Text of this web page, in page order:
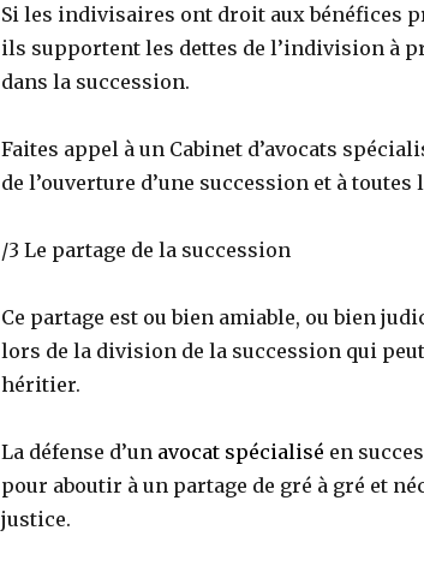
Si les indivisaires ont droit aux bénéfices
ils supportent les dettes de l’indivision à
dans la succession.
Faites appel à un Cabinet d’avocats
de l’ouverture d’une succession et à toutes
/3 Le partage de la succession
Ce partage est ou bien amiable, ou bien
lors de la division de la succession qui
héritier.
La défense d’un avocat spécialisé en
pour aboutir à un partage de gré à gré et
justice.